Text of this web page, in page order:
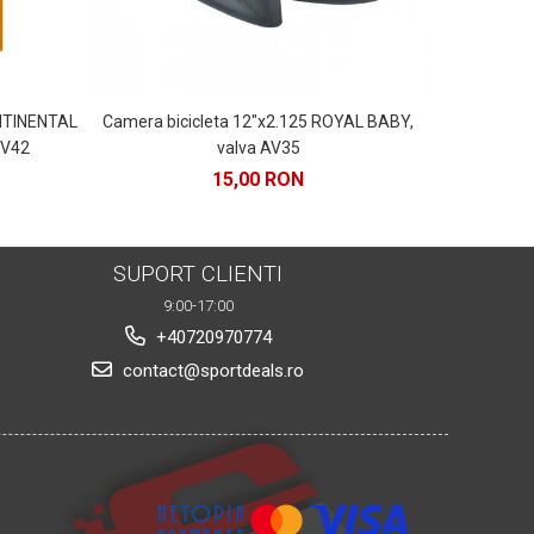
Camera bicicleta 12"x2.125 ROYAL BABY,
valva AV35
15,00 RON
SUPORT CLIENTI
9:00-17:00
+40720970774
contact@sportdeals.ro